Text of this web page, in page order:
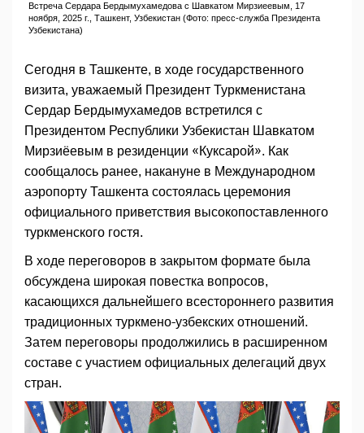
Встреча Сердара Бердымухамедова с Шавкатом Мирзиеевым, 17
ноября, 2025 г., Ташкент, Узбекистан (Фото: пресс-служба Президента
Узбекистана)
Сегодня в Ташкенте, в ходе государственного
визита, уважаемый Президент Туркменистана
Сердар Бердымухамедов встретился с
Президентом Республики Узбекистан Шавкатом
Мирзиёевым в резиденции «Куксарой». Как
сообщалось ранее, накануне в Международном
аэропорту Ташкента состоялась церемония
официального приветствия высокопоставленного
туркменского гостя.
В ходе переговоров в закрытом формате была
обсуждена широкая повестка вопросов,
касающихся дальнейшего всестороннего развития
традиционных туркмено-узбекских отношений.
Затем переговоры продолжились в расширенном
составе с участием официальных делегаций двух
стран.